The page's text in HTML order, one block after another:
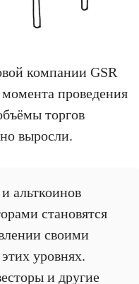
компании GSR
проведения
торгов
выросли.
альткоинов
становятся
своими
уровнях.
и другие